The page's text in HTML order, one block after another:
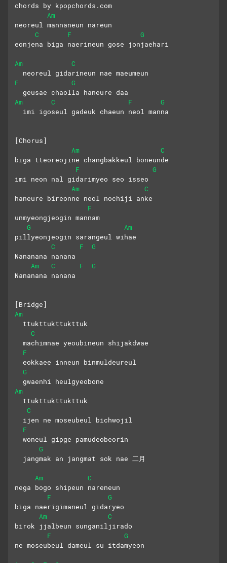
chords by kpopchords.com
Am
neoreul mannaneun nareun
C
F
G
eonjena biga naerineun gose jonjaehari
Am
C
  neoreul gidarineun nae maeumeun
F
G
  geusae chaolla haneure daa
Am
C F
G
  imi igoseul gadeuk chaeun neol manna
[Chorus]
Am
C
biga tteoreojine changbakkeul boneunde
F
G
imi neon nal gidarimyeo seo isseo
Am
C
haneure bireonne neol nochiji anke
F
unmyeongjeogin mannam
G
Am
pillyeonjeogin sarangeul wihae
C
F
G
Nananana nanana
Am
C F
G
Nananana nanana
[Bridge]
Am
  ttukttukttukttuk
C
  machimnae yeoubineun shijakdwae
F
  eokkaee inneun binmuldeureul
G
  gwaenhi heulgyeobone
Am
  ttukttukttukttuk
C
  ijen ne moseubeul bichwojil
F
  woneul gipge pamudeobeorin
G
  jangmak an jangmat sok nae 二月
Am
C
nega bogo shipeun nareneun
F
G
biga naerigimaneul gidaryeo
Am
C
birok jjalbeun sunganiljirado
F
G
ne moseubeul dameul su itdamyeon